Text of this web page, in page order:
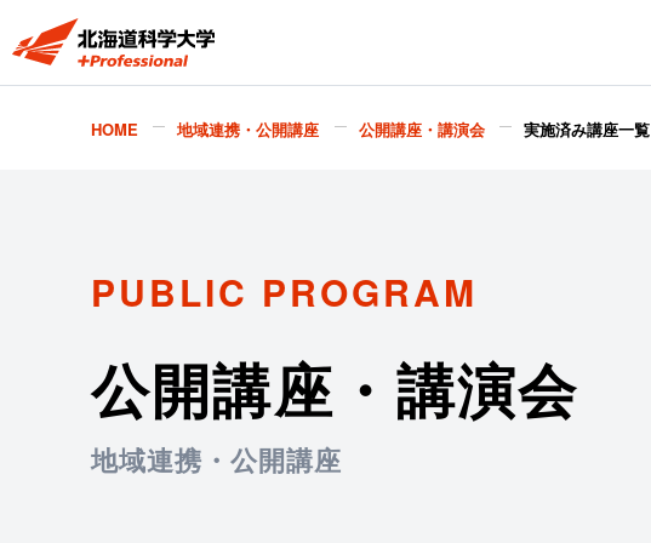
HOME 地域連携・公開講座 公開講座・講演会 実施済み講座一覧
PUBLIC PROGRAM
公開講座・講演会
地域連携・公開講座